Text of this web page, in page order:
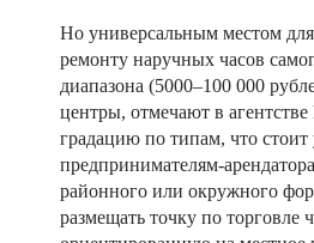
Но универсальным местом
ремонту наручных часов
диапазона (5000–100 000
центры, отмечают в
градацию по типам, что стоит
предпринимателям-
районного или окружного
размещать точку по торговле